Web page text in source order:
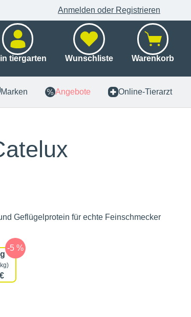
Anmelden oder Registrieren
tiergarten Wunschliste Warenkorb
Marken Angebote Online-Tierarzt
Geflügelprotein für echte Feinschmecker